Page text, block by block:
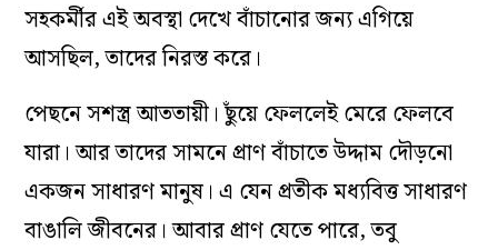
সহকর্মীর এই অবস্থা দেখে বাঁচানোর জন্য এগিয়ে
আসছিল, তাদের নিরস্ত করে।
পেছনে সশস্ত্র আততায়ী। ছুঁয়ে ফেললেই মেরে ফেলবে
যারা। আর তাদের সামনে প্রাণ বাঁচাতে উদ্দাম দৌড়নো
একজন সাধারণ মানুষ। এ যেন প্রতীক মধ্যবিত্ত সাধারণ
বাঙালি জীবনের। আবার প্রাণ যেতে পারে, তবু